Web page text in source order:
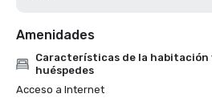
Amenidades
Características de la habitación
huéspedes
Acceso a Internet